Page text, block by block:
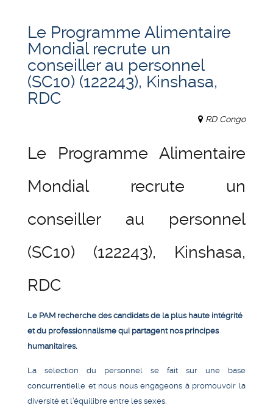
Le Programme Alimentaire
Mondial recrute un
conseiller au personnel
(SC10) (122243), Kinshasa,
RDC
RD Congo
Le Programme Alimentaire
Mondial recrute un
conseiller au personnel
(SC10) (122243), Kinshasa,
RDC
Le PAM recherche des candidats de la plus haute intégrité
et du professionnalisme qui partagent nos principes
humanitaires.
La sélection du personnel se fait sur une base
concurrentielle et nous nous engageons à promouvoir la
diversité et l’équilibre entre les sexes.